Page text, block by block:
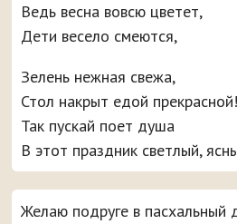
Ведь весна вовсю цветет,
Дети весело смеются,
Зелень нежная свежа,
Стол накрыт едой прекрасной!
Так пускай поет душа
В этот праздник светлый,
Желаю подруге в пасхальный